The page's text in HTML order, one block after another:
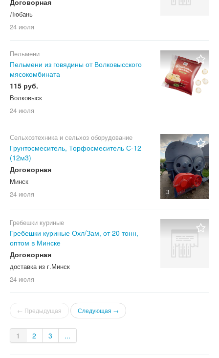
Договорная
Любань
24 июля
Пельмени
Пельмени из говядины от Волковысского
мясокомбината
115 руб.
Волковыск
24 июля
3
Сельхозтехника и сельхоз оборудование
Грунтосмеситель, Торфосмеситель С-12
(12м3)
Договорная
Минск
24 июля
Гребешки куриные
Гребешки куриные Охл/Зам, от 20 тонн,
оптом в Минске
Договорная
доставка из г.Минск
24 июля
← Предыдущая Следующая →
1 2 3 ...